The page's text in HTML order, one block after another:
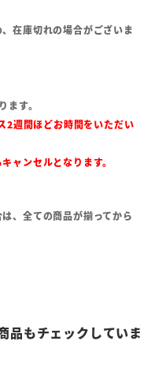
在庫切れの場合がございま
ます。
2週間ほどお時間をいただい
ャンセルとなります。
、全ての商品が揃ってから
品もチェックしていま